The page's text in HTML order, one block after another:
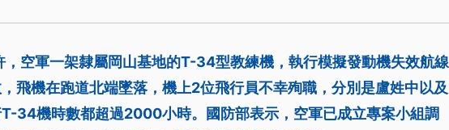
空軍一架隸屬岡山基地的T-34型教練機，執行模擬發動機失效航線
飛機在跑道北端墜落，機上2位飛行員不幸殉職，分別是盧姓中以及
34機時數都超過2000小時。國防部表示，空軍已成立專案小組調